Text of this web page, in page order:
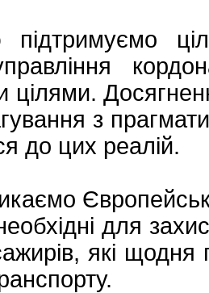
цілями.
з
до цих реалій.
для
які